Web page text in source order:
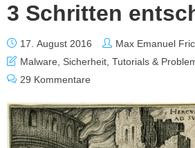
3 Schritten
17. August 2016
Max Emanuel
Malware
Sicherheit Tutorials &
29 Kommentare